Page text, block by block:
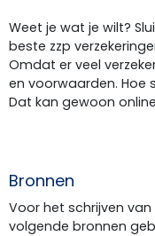
Weet je wat je wilt?
beste zzp
Omdat er veel
en voorwaarden. Hoe
Dat kan gewoon
Bronnen
Voor het schrijven
volgende bronnen